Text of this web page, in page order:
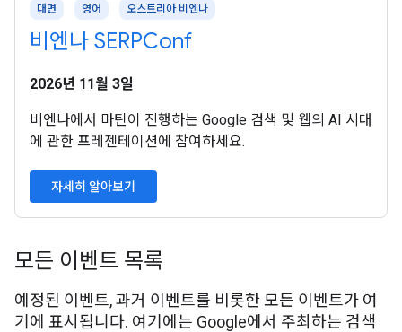
대면 영어 오스트리아 비엔나
비엔나 SERPConf
2026년 11월 3일
비엔나에서 마틴이 진행하는 Google 검색 및 웹의 AI 시대
에 관한 프레젠테이션에 참여하세요.
자세히 알아보기
모든 이벤트 목록
예정된 이벤트, 과거 이벤트를 비롯한 모든 이벤트가 여
기에 표시됩니다. 여기에는 Google에서 주최하는 검색